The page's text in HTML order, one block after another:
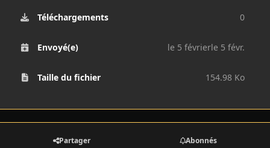
Téléchargements 0
Envoyé(e) le 5 févrierle 5 févr.
Taille du fichier 154.98 Ko
Partager Abonnés